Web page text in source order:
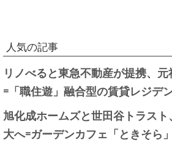
人気の記事
リノべると東急不動産が提携、
=「職住遊」融合型の賃貸レジデ
旭化成ホームズと世田谷トラス
大へ=ガーデンカフェ「ときそら